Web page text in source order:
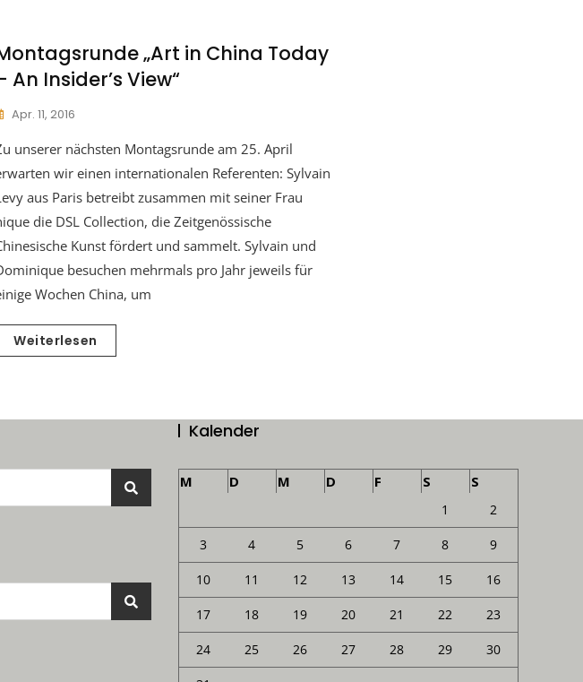
„Art in China Today
An Insider’s View“
Apr. 11, 2016
unserer nächsten Montagsrunde am 25. April
wir einen internationalen Referenten: Sylvain
aus Paris betreibt zusammen mit seiner Frau
die DSL Collection, die Zeitgenössische
Kunst fördert und sammelt. Sylvain und
besuchen mehrmals pro Jahr jeweils für
Wochen China, um
Weiterlesen
Kalender
M D M D F S S
1 2
3 4 5 6 7 8 9
10 11 12 13 14 15 16
17 18 19 20 21 22 23
24 25 26 27 28 29 30